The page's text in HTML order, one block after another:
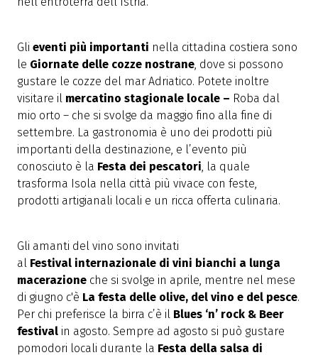
Gli eventi più importanti nella cittadina costiera sono
le Giornate delle cozze nostrane, dove si possono
gustare le cozze del mar Adriatico. Potete inoltre
visitare il mercatino stagionale locale – Roba dal
mio orto – che si svolge da maggio fino alla fine di
settembre. La gastronomia è uno dei prodotti più
importanti della destinazione, e l’evento più
conosciuto è la Festa dei pescatori, la quale
trasforma Isola nella città più vivace con feste,
prodotti artigianali locali e un ricca offerta culinaria.
Gli amanti del vino sono invitati
al Festival internazionale di vini bianchi a lunga
macerazione che si svolge in aprile, mentre nel mese
di giugno c'è La festa delle olive, del vino e del pesce.
Per chi preferisce la birra c’è il Blues ‘n’ rock & Beer
festival in agosto. Sempre ad agosto si può gustare
pomodori locali durante la Festa della salsa di